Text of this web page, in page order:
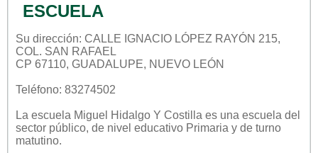
ESCUELA
Su dirección: CALLE IGNACIO LÓPEZ RAYÓN 215,
COL. SAN RAFAEL
CP 67110, GUADALUPE, NUEVO LEÓN
Teléfono: 83274502
La escuela Miguel Hidalgo Y Costilla es una escuela del
sector público, de nivel educativo Primaria y de turno
matutino.